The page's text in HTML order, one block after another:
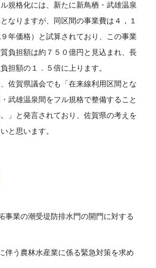
規格化には、新たに新鳥栖・武雄温泉
なりますが、同区間の事業費は４，１
年価格）と試算されており、この事業
負担額は約７５０億円と見込まれ、長
担額の１．５倍に上ります。
佐賀県議会でも「在来線利用区間とな
武雄温泉間をフル規格で整備すること
」と発言されており、佐賀県の考えを
と思います。
事業の潮受堤防排水門の開門に対する
伴う農林水産業に係る緊急対策を求め